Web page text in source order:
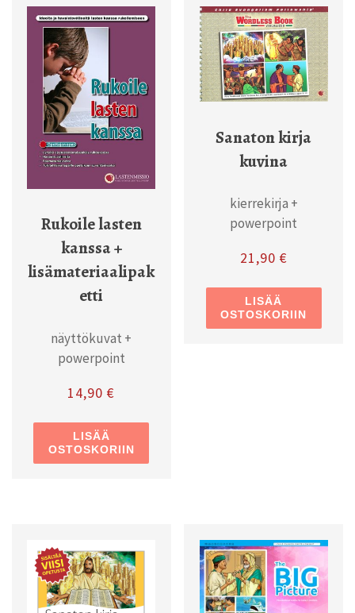
Rukoile lasten
kanssa +
lisämateriaalipak
etti
näyttökuvat +
powerpoint
14,90€
LISÄÄ
OSTOSKORIIN
Sanaton kirja
kuvina
kierrekirja +
powerpoint
21,90 €
LISÄÄ
OSTOSKORIIN